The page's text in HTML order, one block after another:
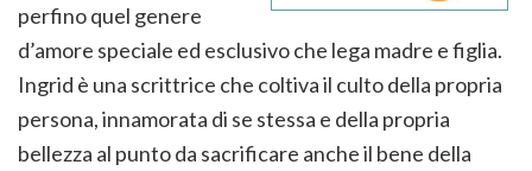
perfino quel genere
d’amore speciale ed esclusivo che lega madre e figlia.
Ingrid è una scrittrice che coltiva il culto della propria
persona, innamorata di se stessa e della propria
bellezza al punto da sacrificare anche il bene della